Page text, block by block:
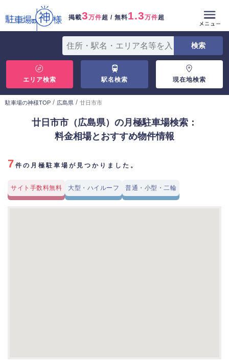
掲載3万件超 / 無料1.3万件超
エリア検索 駅名検索 現在地検索
駐車場の神様TOP / 広島県 / 廿日市市
廿日市市（広島県）の月極駐車場検索：
料金相場とおすすめ物件情報
7 件の月極駐車場が見つかりました。
サイト手数料無料 大型・ハイルーフ 普通・小型・二輪